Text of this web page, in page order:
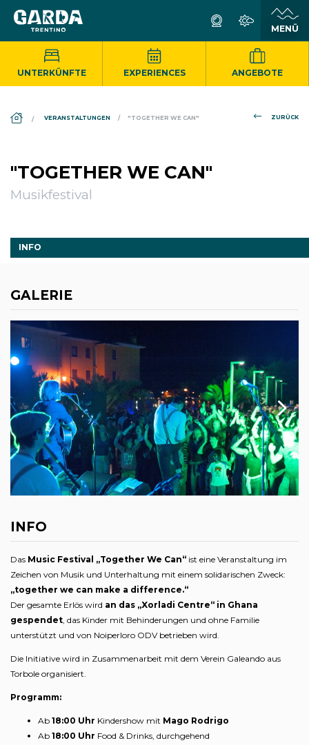
UNTERKÜNFTE EXPERIENCES ANGEBOTE
ZURÜCK
VERANSTALTUNGEN "TOGETHER WE CAN"
"TOGETHER WE CAN"
Musikfestival
INFO
GALERIE
INFO
Das Music Festival „Together We Can“ ist eine Veranstaltung im
Zeichen von Musik und Unterhaltung mit einem solidarischen Zweck:
„together we can make a difference.“
Der gesamte Erlös wird an das „Xorladi Centre“ in Ghana
gespendet, das Kinder mit Behinderungen und ohne Familie
unterstützt und von Noiperloro ODV betrieben wird.
Die Initiative wird in Zusammenarbeit mit dem Verein Galeando aus
Torbole organisiert.
Programm:
Ab 18:00 Uhr Kindershow mit Mago Rodrigo
Ab 18:00 Uhr Food & Drinks, durchgehend